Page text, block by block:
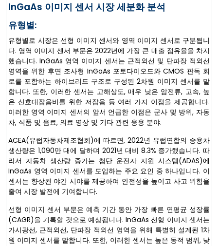
InGaAs 이미지 센서 시장 세분화 분석
유형별:
유형별로 시장은 선형 이미지 센서와 영역 이미지 센서로 구분됩니
다. 영역 이미지 센서 부문은 2022년에 가장 큰 매출 점유율을 차지
했습니다. InGaAs 영역 이미지 센서는 근적외선 및 단파장 적외선
영역을 위한 후면 조사형 InGaAs 포토다이오드와 CMOS 판독 회
로를 포함하는 하이브리드 구조로 구성된 2차원 이미지 센서를 말
합니다. 또한, 이러한 센서는 고해상도, 매우 낮은 암전류, 고속, 높
은 신호대잡음비를 위한 저잡음 등 여러 가지 이점을 제공합니다.
이러한 영역 이미지 센서의 앞서 언급한 이점은 군사 및 방위, 자동
차, 식품 및 음료, 의료 영상 및 기타 관련 응용 분야.
ACEA(유럽자동차제조협회)에 따르면, 2022년 유럽연합의 승용차
생산량은 1,090만 대에 달하며 2021년 대비 8.3% 증가했습니다. 따
라서 자동차 생산량 증가는 첨단 운전자 지원 시스템(ADAS)에
InGaAs 영역 이미지 센서를 도입하는 주요 요인 중 하나입니다. 이
센서는 향상된 야간 시야를 제공하여 안전성을 높이고 사고 위험을
줄여 시장 발전에 기여합니다.
선형 이미지 센서 부문은 예측 기간 동안 가장 빠른 연평균 성장률
(CAGR)을 기록할 것으로 예상됩니다. InGaAs 선형 이미지 센서는
가시광선, 근적외선, 단파장 적외선 영역을 위해 특별히 설계된 1차
원 이미지 센서를 말합니다. 또한, 이러한 센서는 높은 동적 범위, 낮